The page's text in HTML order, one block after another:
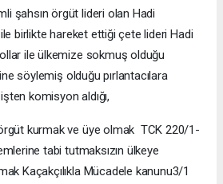
şahsın örgüt lideri olan Hadi
birlikte hareket ettiği çete lideri Hadi
ile ülkemize sokmuş olduğu
söylemiş olduğu pırlantacılara
işten komisyon aldığı,
kurmak ve üye olmak TCK 220/1-
tabi tutmaksızın ülkeye
Kaçakçılıkla Mücadele kanunu3/1